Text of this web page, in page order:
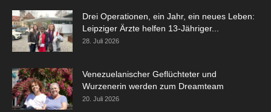
Drei Operationen, ein Jahr, ein neues Leben:
Leipziger Ärzte helfen 13-Jähriger...
28. Juli 2026
Venezuelanischer Geflüchteter und
Wurzenerin werden zum Dreamteam
20. Juli 2026